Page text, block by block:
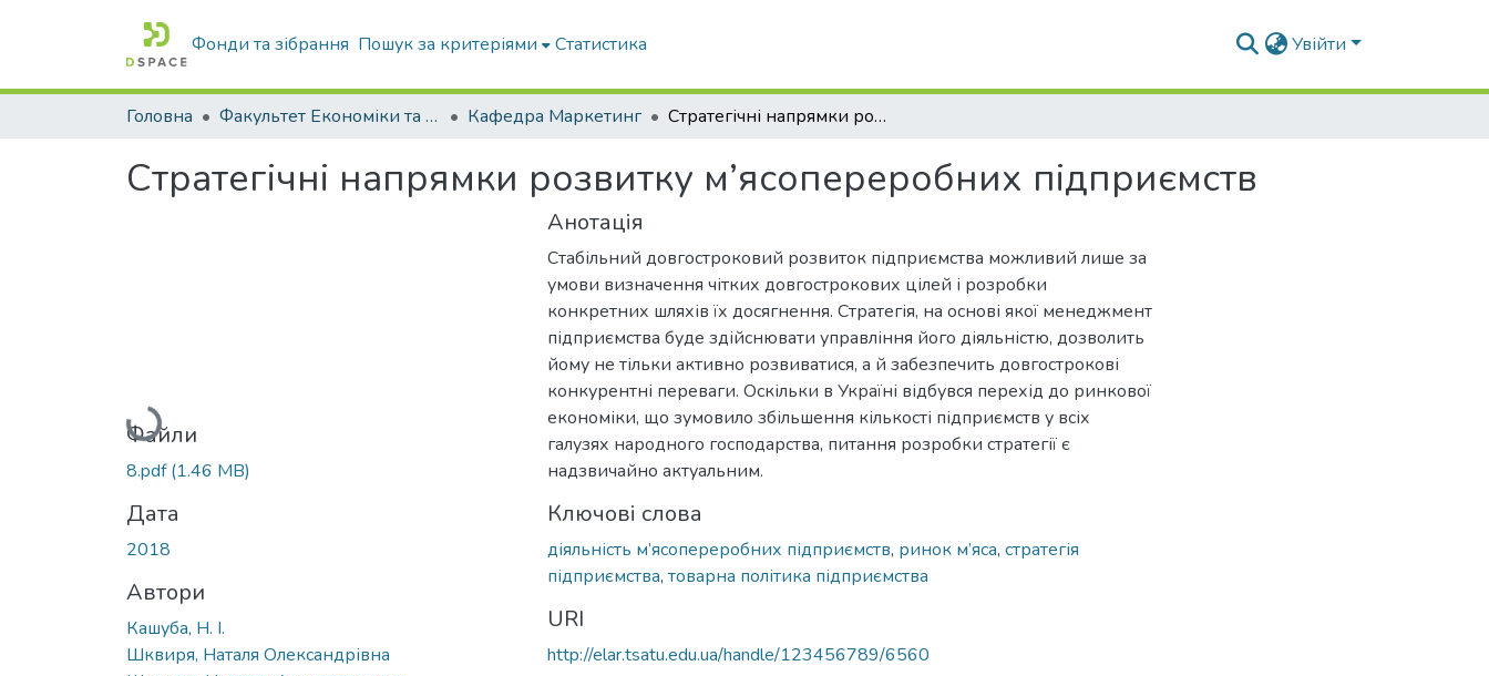
Фонди та зібрання Пошук за критеріями Статистика Увійти
Головна Факультет Економіки та бізнесу Кафедра Маркетинг Стратегічні напрямки розвитку м’ясопереробних підприємств
Стратегічні напрямки розвитку м’ясопереробних підприємств
Вантажиться...
Файли
8.pdf(1.46 MB)
Дата
2018
Автори
Кашуба, Н. І.
Шквиря, Наталя Олександрівна
Анотація
Стабільний довгостроковий розвиток підприємства можливий лише за
умови визначення чітких довгострокових цілей і розробки
конкретних шляхів їх досягнення. Стратегія, на основі якої менеджмент
підприємства буде здійснювати управління його діяльністю, дозволить
йому не тільки активно розвиватися, а й забезпечить довгострокові
конкурентні переваги. Оскільки в Україні відбувся перехід до ринкової
економіки, що зумовило збільшення кількості підприємств у всіх
галузях народного господарства, питання розробки стратегії є
надзвичайно актуальним.
Ключові слова
діяльність м’ясопереробних підприємств, ринок м’яса, стратегія
підприємства, товарна політика підприємства
URI
http://elar.tsatu.edu.ua/handle/123456789/6560